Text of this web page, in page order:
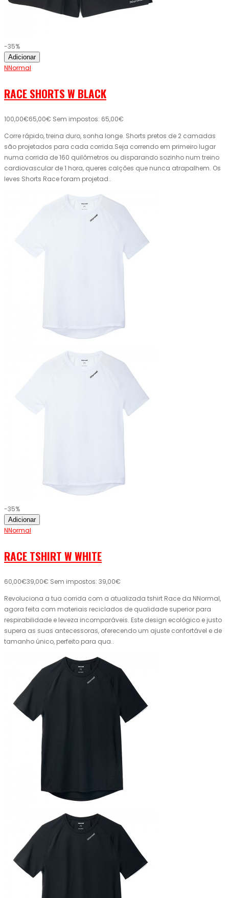
-35%
Adicionar
NNormal
RACE SHORTS W BLACK
100,00€65,00€ Sem impostos: 65,00€
Corre rápido, treina duro, sonha longe. Shorts pretos de 2 camadas
são projetados para cada corrida.Seja correndo em primeiro lugar
numa corrida de 160 quilômetros ou disparando sozinho num treino
cardiovascular de 1 hora, queres calções que nunca atrapalhem. Os
leves Shorts Race foram projetad..
-35%
Adicionar
NNormal
RACE TSHIRT W WHITE
60,00€39,00€ Sem impostos: 39,00€
Revoluciona a tua corrida com a atualizada tshirt Race da NNormal,
agora feita com materiais reciclados de qualidade superior para
respirabilidade e leveza incomparáveis. Este design ecológico e justo
supera as suas antecessoras, oferecendo um ajuste confortável e de
tamanho único, perfeito para qua..